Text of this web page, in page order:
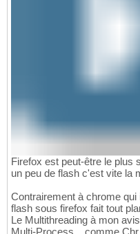
Firefox est peut-être le plus
un peu de flash c'est vite la
Contrairement à chrome
flash sous firefox fait tout
Le Multithreading à mon